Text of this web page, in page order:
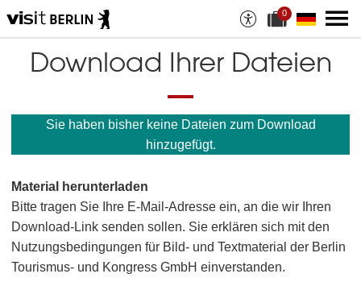
A
u
w
a
n
a
i
a
l
i
n
0
a
k
u
e
D
t
n
z
a
h
Download Ihrer Dateien
Sie haben bisher keine Dateien zum Download
hinzugefügt.
Material herunterladen
Bitte tragen Sie Ihre E-Mail-Adresse ein, an die wir Ihren
Download-Link senden sollen. Sie erklären sich mit den
Nutzungsbedingungen für Bild- und Textmaterial der Berlin
Tourismus- und Kongress GmbH einverstanden.